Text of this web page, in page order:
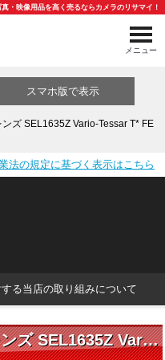
・映像用品を高く売るならカメラのリサマイ！
メニュー
スマホ版で表示
ズ SEL1635Z Vario-Tessar T* FE
法の規定に基づく表示はこちら
る当店の取り組みについて
SONY Eマウントレンズ SEL1635Z Vario-Tessar T* FE 16-35mm F4 ZA OSS